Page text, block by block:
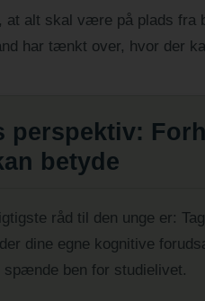
at alt skal være på plads fra
har tænkt over, hvor der
perspektiv:
betyde
råd til den unge er:
dine egne kognitive
spænde ben for studielivet.